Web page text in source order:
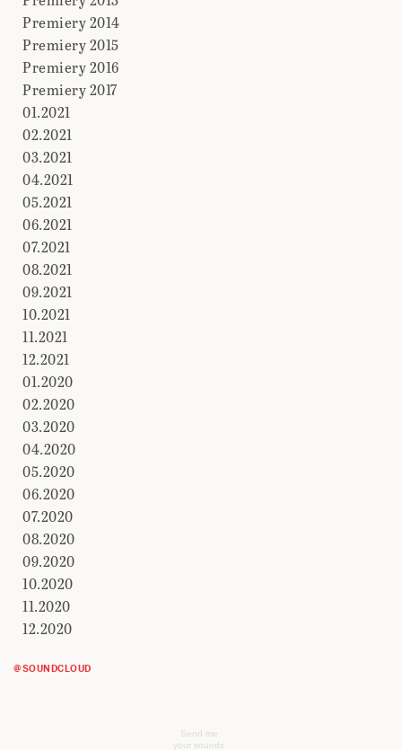
Premiery 2014
Premiery 2015
Premiery 2016
Premiery 2017
01.2021
02.2021
03.2021
04.2021
05.2021
06.2021
07.2021
08.2021
09.2021
10.2021
11.2021
12.2021
01.2020
02.2020
03.2020
04.2020
05.2020
06.2020
07.2020
08.2020
09.2020
10.2020
11.2020
12.2020
@SOUNDCLOUD
Send me
your sounds